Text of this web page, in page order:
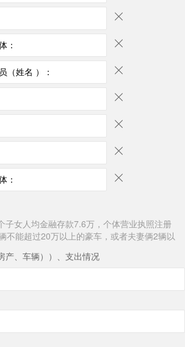
子女人均金融存款7.6万，个体营业执照注册
不能超过20万以上的豪车，或者夫妻俩2辆以
产、车辆））、支出情况